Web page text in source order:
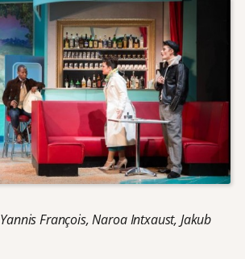
Yannis François,Naroa Intxaust, Jakub